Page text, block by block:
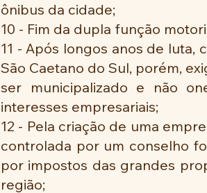
ônibus da cidade;
10 - Fim da dupla função
11 - Após longos anos de
São Caetano do Sul, porém,
ser municipalizado e não
interesses empresariais;
12 - Pela criação de uma
controlada por um conselho
por impostos das grandes
região;